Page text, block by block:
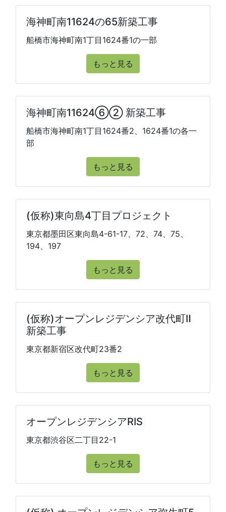
海神町南11624の65新築工事
船橋市海神町南1丁目1624番1の一部
もっと見る
海神町南11624⑥② 新築工事
船橋市海神町南1丁目1624番2、1624番1の各一
部
もっと見る
(仮称)東向島4丁目プロジェクト
東京都墨田区東向島4-61-17、72、74、75、
194、197
もっと見る
(仮称)オープンレジデンシア改代町Ⅱ
新築工事
東京都新宿区改代町23番2
もっと見る
オープンレジデンシアRIS
東京都渋谷区二丁目22-1
もっと見る